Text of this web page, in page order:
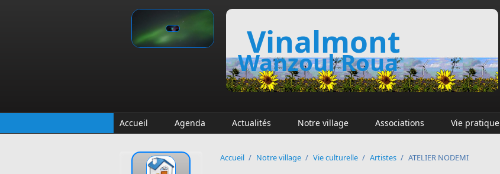
Vinalmont
Wanzoul Roua
Accueil Agenda Actualités Notre village Associations Vie pratique
Accueil / Notre village / Vie culturelle / Artistes / ATELIER NODEMI